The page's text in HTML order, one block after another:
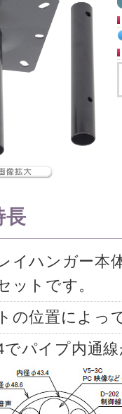
長
イハンガー本
ットです。
の位置によっ
パイプ内通